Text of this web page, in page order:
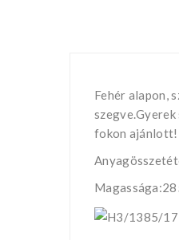
Fehér alapon,
fokon ajánlott!